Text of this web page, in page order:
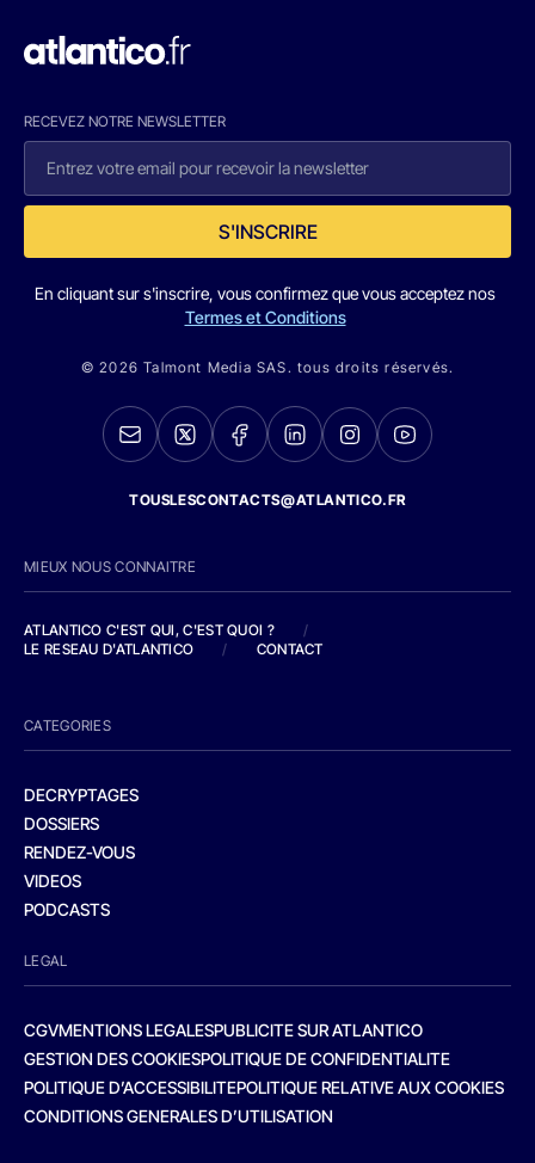
RECEVEZ NOTRE NEWSLETTER
S'INSCRIRE
En cliquant sur s'inscrire, vous confirmez que vous acceptez nos
Termes et Conditions
© 2026 Talmont Media SAS. tous droits réservés.
TOUSLESCONTACTS@ATLANTICO.FR
MIEUX NOUS CONNAITRE
ATLANTICO C'EST QUI, C'EST QUOI ?
/
LE RESEAU D'ATLANTICO
/ CONTACT
CATEGORIES
DECRYPTAGES
DOSSIERS
RENDEZ-VOUS
VIDEOS
PODCASTS
LEGAL
CGVMENTIONS LEGALESPUBLICITE SUR ATLANTICO
GESTION DES COOKIESPOLITIQUE DE CONFIDENTIALITE
POLITIQUE D’ACCESSIBILITEPOLITIQUE RELATIVE AUX COOKIES
CONDITIONS GENERALES D’UTILISATION